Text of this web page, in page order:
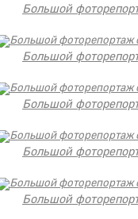
Большой
Большой
Большой
Большой
Большой